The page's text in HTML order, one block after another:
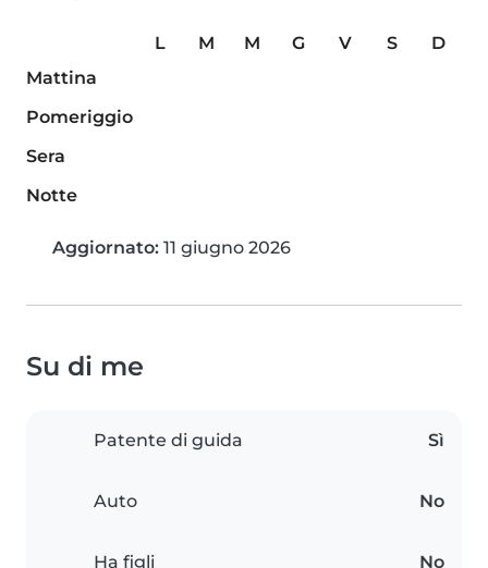
L M M G V S
D
Mattina
Pomeriggio
Sera
Notte
Aggiornato: 11 giugno 2026
Su di me
Patente di guida Sì
Auto No
Ha figli No